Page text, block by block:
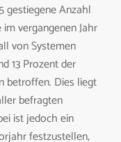
gestiegene Anzahl
vergangenen Jahr
von Systemen
13 Prozent der
betroffen. Dies liegt
befragten
ist jedoch ein
festzustellen,